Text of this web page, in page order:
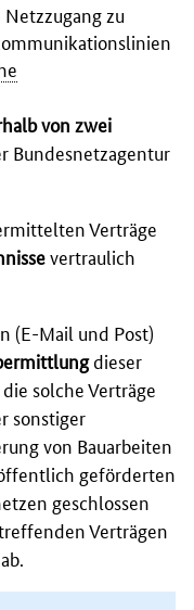
zu
von zwei
Bundesnetzagentur
Verträge
vertraulich
(E-Mail und Post)
dieser
solche Verträge
sonstiger
von Bauarbeiten
geförderten
geschlossen
Verträgen